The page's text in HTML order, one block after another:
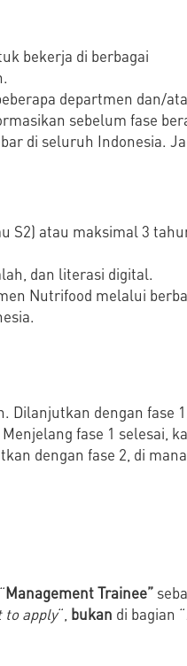
bekerja di berbagai
departmen dan/
sebelum fase
di seluruh Indonesia.
S2) atau maksimal 3
dan literasi digital.
Nutrifood melalui
Dilanjutkan dengan fase
fase 1 selesai,
dengan fase 2, di
Management Trainee”
to apply“, bukan di bagian “